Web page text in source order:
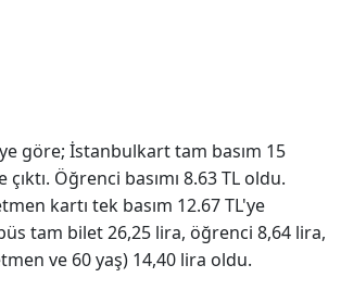
göre; İstanbulkart tam basım 15
çıktı. Öğrenci basımı 8.63 TL oldu.
kartı tek basım 12.67 TL'ye
tam bilet 26,25 lira, öğrenci 8,64 lira,
ve 60 yaş) 14,40 lira oldu.